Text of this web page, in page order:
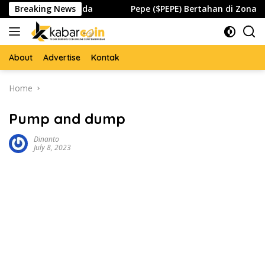
Skip
to
content
Breaking News
Waspada Pepe ($PEPE) Bertahan di Zona
About Advertise Kontak
Home
Pump and dump
Dinanto
July 8, 2023